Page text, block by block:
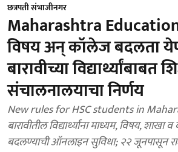
छत्रपती संभाजीनगर
Maharashtra
विषय अन् कॉलेज बदलता
बारावीच्या विद्यार्थ्यांबाबत
संचालनालयाचा निर्णय
New rules for HSC students in
बारावीतील विद्यार्थ्यांना माध्यम, विषय, शाखा
बदलण्याची ऑनलाइन सुविधा; २२ जूनपासून